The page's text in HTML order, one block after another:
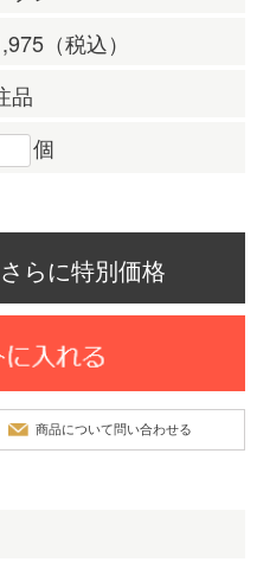
（税込）
品
個
らに特別価格